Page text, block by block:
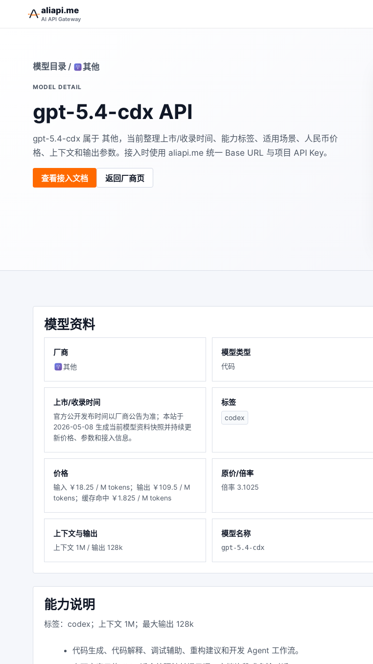
aliapi.me
AI API Gateway
模型目录 / 其他
MODEL DETAIL
gpt-5.4-cdx API
gpt-5.4-cdx 属于 其他，当前整理上市/收录时间、能力标签、适用场景、人民币价
格、上下文和输出参数。接入时使用 aliapi.me 统一 Base URL 与项目 API Key。
查看接入文档 返回厂商页
模型资料
厂商
其他
模型类型
代码
上市/收录时间
官方公开发布时间以厂商公告为准；本站于
2026-05-08 生成当前模型资料快照并持续更
新价格、参数和接入信息。
标签
codex
价格
输入 ￥18.25 / M tokens；输出 ￥109.5 / M
tokens；缓存命中 ￥1.825 / M tokens
原价/倍率
倍率 3.1025
上下文与输出
上下文 1M / 输出 128k
模型名称
gpt-5.4-cdx
能力说明
标签：codex；上下文 1M；最大输出 128k
代码生成、代码解释、调试辅助、重构建议和开发 Agent 工作流。